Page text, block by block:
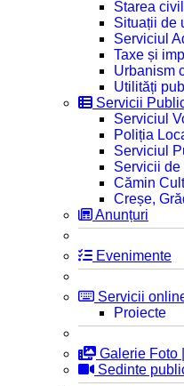
Starea
Situații de
Serviciul
Taxe și
Urbanism
Utilități
Servicii
Serviciul
Poliția
Serviciul
Servicii
Cămin
Creșe,
Anunțuri
Evenimente
Servicii
Proiecte
Galerie Foto
Sedinte